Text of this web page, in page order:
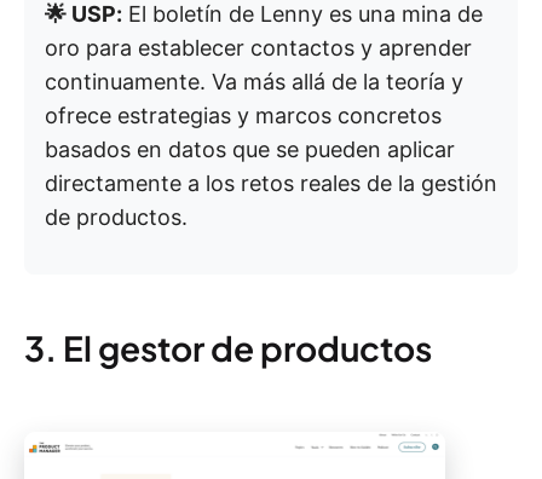
🌟 USP: El boletín de Lenny es una mina de
oro para establecer contactos y aprender
continuamente. Va más allá de la teoría y
ofrece estrategias y marcos concretos
basados en datos que se pueden aplicar
directamente a los retos reales de la gestión
de productos.
3. El gestor de productos